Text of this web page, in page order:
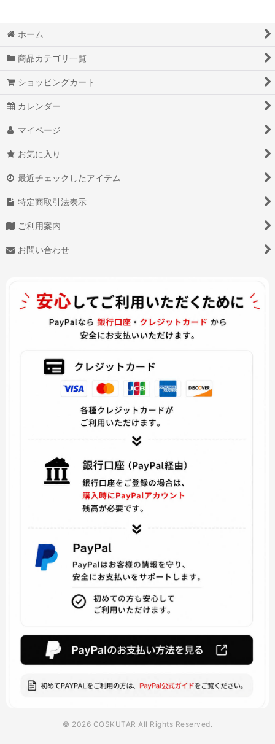
ホーム
商品カテゴリ一覧
ショッピングカート
カレンダー
マイページ
お気に入り
最近チェックしたアイテム
特定商取引法表示
ご利用案内
お問い合わせ
© 2026 COSKUTAR All Rights Reserved.